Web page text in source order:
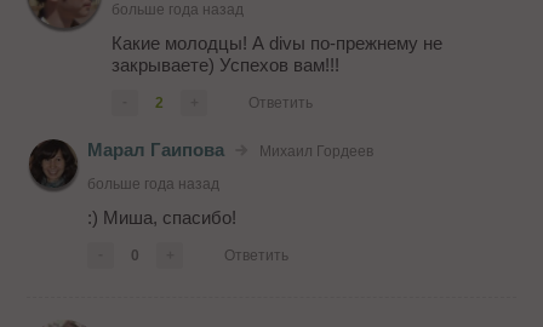
больше года назад
Какие молодцы! А divы по-прежнему не
закрываете) Успехов вам!!!
2 Ответить
Марал Гаипова
Михаил Гордеев
больше года назад
:) Миша, спасибо!
0 Ответить